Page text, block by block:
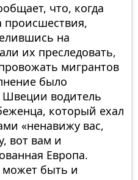
что, когда
на
их преследовать,
мигрантов
было
Швеции водитель
который ехал
«ненавижу вас,
вот вам и
Европа.
может быть и